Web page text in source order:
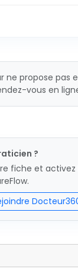
ne propose pas
vous en
?
fiche et activez